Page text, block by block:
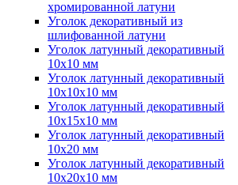
хромированной латуни
Уголок декоративный из
шлифованной латуни
Уголок латунный декоративный
10x10 мм
Уголок латунный декоративный
10x10x10 мм
Уголок латунный декоративный
10x15x10 мм
Уголок латунный декоративный
10x20 мм
Уголок латунный декоративный
10x20x10 мм